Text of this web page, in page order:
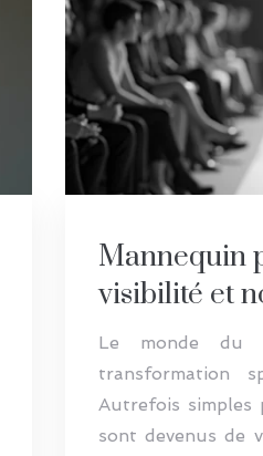
Mannequin
visibilité et
Le monde du
transformation
Autrefois simples
sont devenus de